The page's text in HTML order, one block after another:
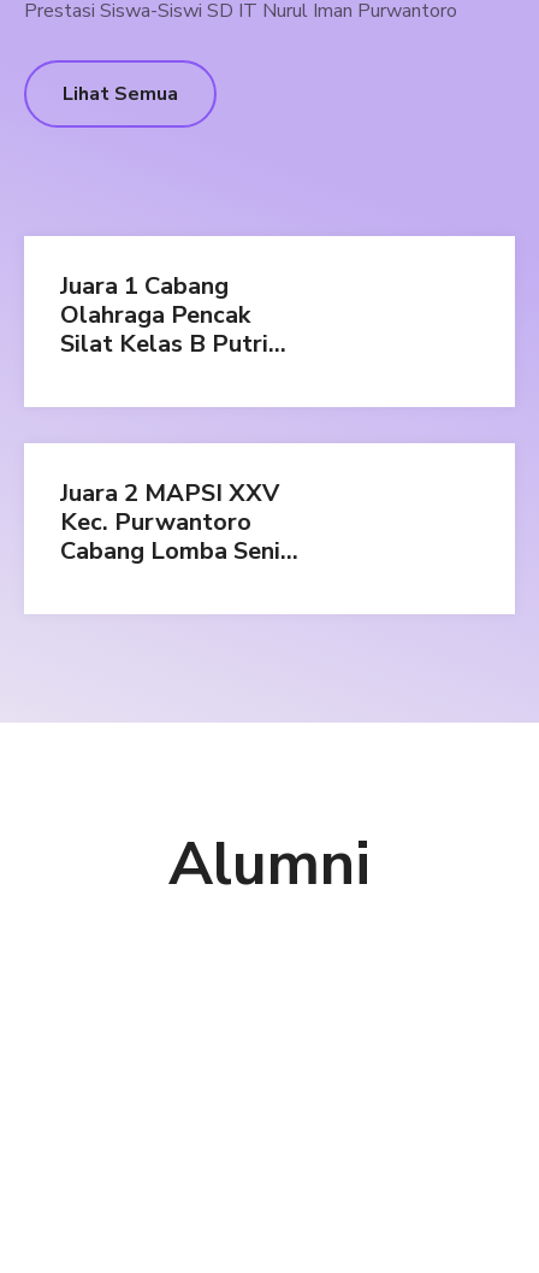
Prestasi Siswa-Siswi SD IT Nurul Iman Purwantoro
Lihat Semua
Juara 1 Cabang
Olahraga Pencak
Silat Kelas B Putri
Juara 2 MAPSI XXV
Kec. Purwantoro
Cabang Lomba Seni
Religi
Alumni